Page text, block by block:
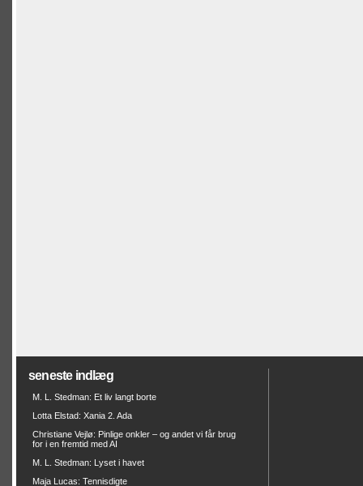
seneste indlæg
M. L. Stedman: Et liv langt borte
Lotta Elstad: Xania 2. Ada
Christiane Vejlø: Pinlige onkler – og andet vi får brug
for i en fremtid med AI
M. L. Stedman: Lyset i havet
Maja Lucas: Tennisdigte